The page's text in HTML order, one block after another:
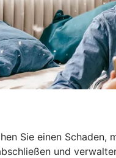
Sie einen
und